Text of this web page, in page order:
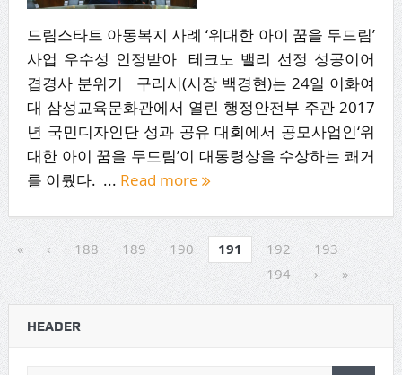
드림스타트 아동복지 사례 ‘위대한 아이 꿈을 두드림’
사업 우수성 인정받아 테크노 밸리 선정 성공이어
겹경사 분위기 구리시(시장 백경현)는 24일 이화여
대 삼성교육문화관에서 열린 행정안전부 주관 2017
년 국민디자인단 성과 공유 대회에서 공모사업인‘위
대한 아이 꿈을 두드림’이 대통령상을 수상하는 쾌거
를 이뤘다. ... Read more
« ‹ 188 189 190 191 192
193
194
› »
HEADER